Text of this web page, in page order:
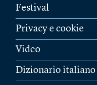
Festival
Privacy e cookie
Video
Dizionario italiano